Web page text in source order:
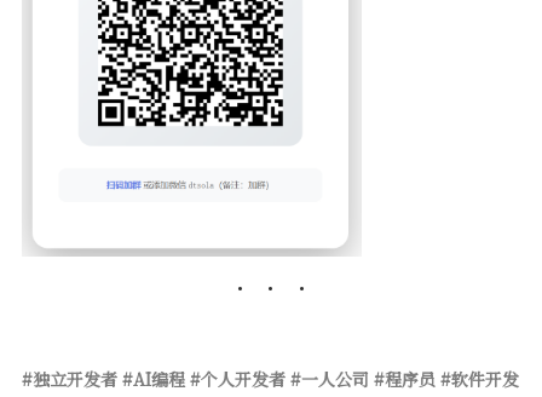
#独立开发者 #AI编程 #个人开发者 #一人公司 #程序员 #软件开发